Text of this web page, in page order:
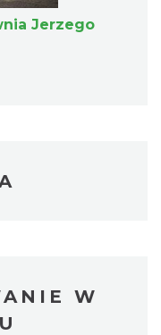
Jerzego
W